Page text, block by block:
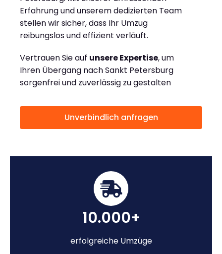
Erfahrung und unserem dedizierten Team
stellen wir sicher, dass Ihr Umzug
reibungslos und effizient verläuft.
Vertrauen Sie auf unsere Expertise, um
Ihren Übergang nach Sankt Petersburg
sorgenfrei und zuverlässig zu gestalten
Unverbindlich anfragen
10.000+
erfolgreiche Umzüge